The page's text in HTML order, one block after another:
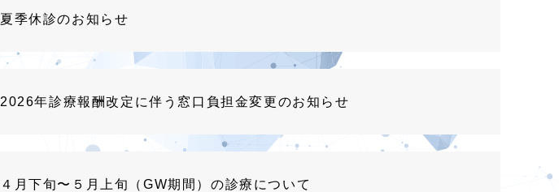
夏季休診のお知らせ
2026年診療報酬改定に伴う窓口負担金変更のお知らせ
４月下旬〜５月上旬（GW期間）の診療について